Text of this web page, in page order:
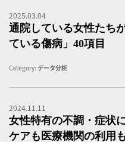
2025.03.04
通院している女性たち
ている傷病」40項目
Category: データ分析
2024.11.11
女性特有の不調・症状
ケアも医療機関の利用